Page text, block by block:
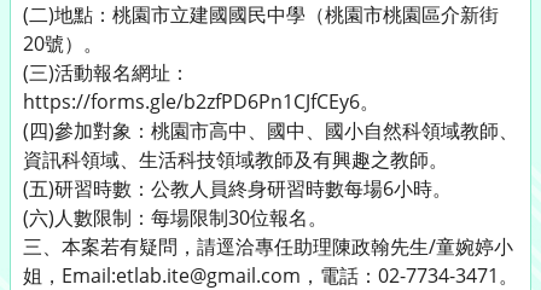
(二)地點：桃園市立建國國民中學（桃園市桃園區介新街
20號）。
(三)活動報名網址：
https://forms.gle/b2zfPD6Pn1CJfCEy6。
(四)參加對象：桃園市高中、國中、國小自然科領域教師、
資訊科領域、生活科技領域教師及有興趣之教師。
(五)研習時數：公教人員終身研習時數每場6小時。
(六)人數限制：每場限制30位報名。
三、本案若有疑問，請逕洽專任助理陳政翰先生/童婉婷小
姐，Email:etlab.ite@gmail.com，電話：02-7734-3471。